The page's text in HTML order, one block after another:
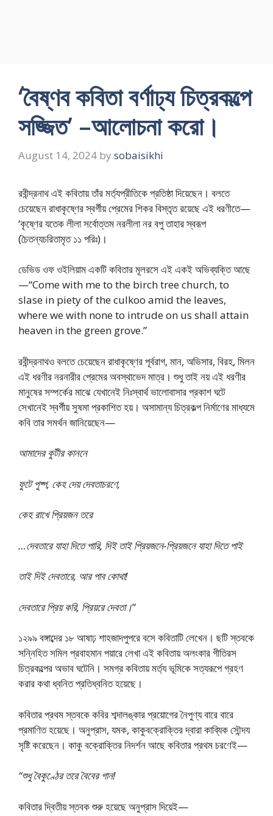
‘বৈষ্ণব কবিতা বর্ণাঢ্য চিত্রকল্পে
সজ্জিত’ –আলোচনা করো।
August 14, 2024 by sobaisikhi
রবীন্দ্রনাথ এই কবিতায় তাঁর মর্ত্যপ্রীতিকে প্রতিষ্ঠা দিয়েছেন। বলতে
চেয়েছেন রাধাকৃষ্ণের স্বর্গীয় প্রেমের শিকর বিস্তৃত রয়েছে এই ধরণীতে—
‘কৃষ্ণের যতেক লীলা সর্বোত্তম নরলীলা নর বপু তাহার স্বরূপ
(চৈতন্যচরিতামৃত ১১ পরিঃ)।
ডেভিড ওফ ওইলিয়াম একটি কবিতার মূলরসে এই একই অভিব্যক্তি আছে
—“Come with me to the birch tree church, to
slase in piety of the culkoo amid the leaves,
where we with none to intrude on us shall attain
heaven in the green grove.”
রবীন্দ্রনাথও বলতে চেয়েছেন রাধাকৃষ্ণের পূর্বরাগ, মান, অভিসার, বিরহ, মিলন
এই ধরণীর নরনারীর প্রেমের অবস্থাভেদ মাত্র। শুধু তাই নয় এই ধরণীর
মানুষের সম্পর্কের মাঝে যেখানেই নিঃস্বার্থ ভালোবাসার প্রকাশ ঘটে
সেখানেই স্বর্গীয় সুষমা প্রকাশিত হয়। অসামান্য চিত্রকল্প নির্মাণের মাধ্যমে
কবি তার সমর্থন জানিয়েছেন—
আমাদের কুটীর কাননে
ফুটে পুষ্প, কেহ দেয় দেবতাচরণে,
কেহ রাখে প্রিয়জন তরে
…দেবতারে যাহা দিতে পারি, দিই তাই প্রিয়জনে-প্রিয়জনে যাহা দিতে পাই
তাই দিই দেবতারে, আর পাব কোথা!
দেবতারে প্রিয় করি, প্রিয়রে দেবতা।”
১২৯৯ বঙ্গাব্দের ১৮ আষাঢ় শাহজাদপুপরে বসে কবিতাটি লেখেন। ছটি স্তবকে
সন্নিহিত সমিল প্রবাহমান পয়ারে লেখা এই কবিতায় অলংকার গীতিরস
চিত্রকল্পের অভাব ঘটেনি। সমগ্র কবিতায় মর্ত্য ভূমিকে সত্যরূপে গ্রহণ
করার কথা ধ্বনিত প্রতিধ্বনিত হয়েছে।
কবিতার প্রথম স্তবকে কবির শব্দালঙ্কার প্রয়োগের নৈপুণ্য বারে বারে
প্রমাণিত হয়েছে। অনুপ্রাস, যমক, কাকুবক্রোক্তির দ্বারা কাব্যিক সৌন্দয
সৃষ্টি করেছেন। কাকু বক্রোক্তির নিদর্শন আছে কবিতার প্রথম চরণেই—
“শুধু বৈকুণ্ঠের তরে বৈবের গান!
কবিতার দ্বিতীয় স্তবক শুরু হয়েছে অনুপ্রাস দিয়েই—